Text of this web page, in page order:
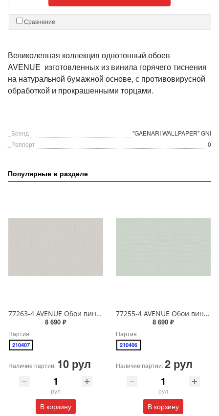
Сравнение
Великолепная коллекция однотонный обоев
AVENUE изготовленных из винила горячего тиснения
на натуральной бумажной основе, с противовирусной
обработкой и прокрашенными торцами.
_Бренд
"GAENARI WALLPAPER" GNI
_Раппорт
0
Популярные в разделе
77263-4 AVENUE Обои виниловые на бумажной основе 1.06*15.5
8 690 ₽
Партия
210407
Наличие партии: 10 рул
рул
В корзину
77255-4 AVENUE Обои виниловые на бумажной основе 1.06*15.5
8 690 ₽
Партия
210406
Наличие партии:2 рул
рул
В корзину